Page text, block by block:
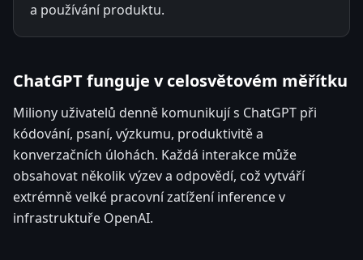
a používání produktu.
ChatGPT funguje v celosvětovém měřítku
Miliony uživatelů denně komunikují s ChatGPT při
kódování, psaní, výzkumu, produktivitě a
konverzačních úlohách. Každá interakce může
obsahovat několik výzev a odpovědí, což vytváří
extrémně velké pracovní zatížení inference v
infrastruktuře OpenAI.